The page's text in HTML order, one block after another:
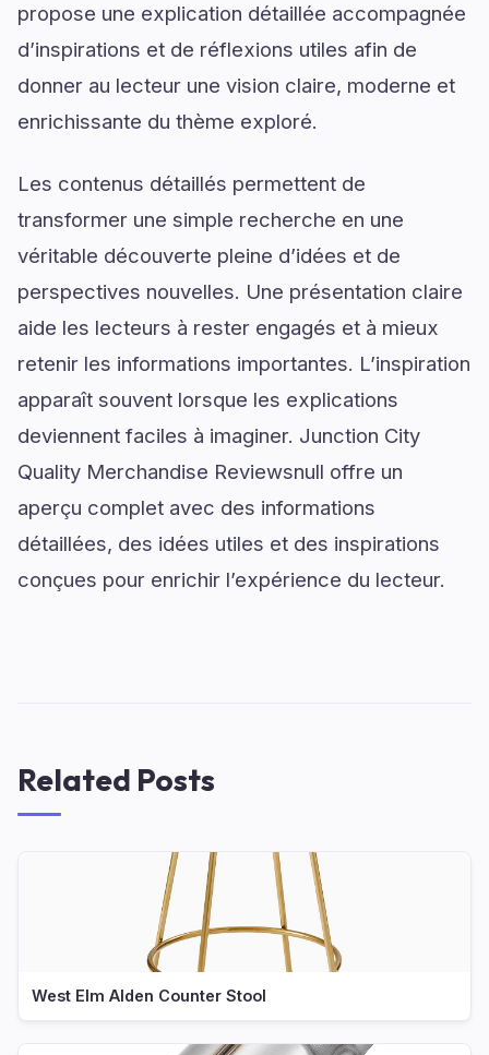
propose une explication détaillée accompagnée
d’inspirations et de réflexions utiles afin de
donner au lecteur une vision claire, moderne et
enrichissante du thème exploré.
Les contenus détaillés permettent de
transformer une simple recherche en une
véritable découverte pleine d’idées et de
perspectives nouvelles. Une présentation claire
aide les lecteurs à rester engagés et à mieux
retenir les informations importantes. L’inspiration
apparaît souvent lorsque les explications
deviennent faciles à imaginer. Junction City
Quality Merchandise Reviewsnull offre un
aperçu complet avec des informations
détaillées, des idées utiles et des inspirations
conçues pour enrichir l’expérience du lecteur.
Related Posts
West Elm Alden Counter Stool